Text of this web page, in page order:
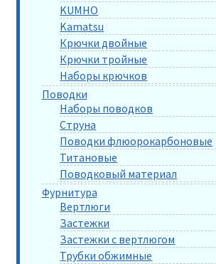
KUMHO
Kamatsu
Крючки двойные
Крючки тройные
Наборы крючков
Поводки
Наборы поводков
Струна
Поводки флюорокарбоновые
Титановые
Поводковый материал
Фурнитура
Вертлюги
Застежки
Застежки с вертлюгом
Трубки обжимные